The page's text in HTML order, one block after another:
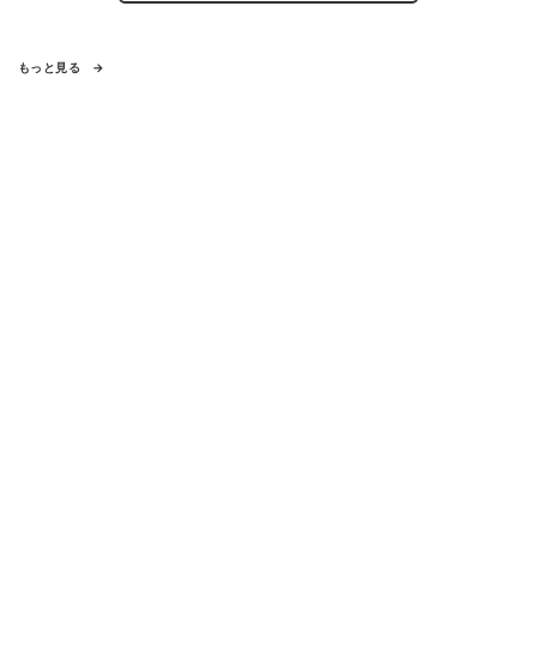
もっと見る